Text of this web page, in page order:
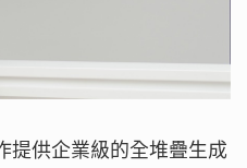
提供企業級的全堆疊生成